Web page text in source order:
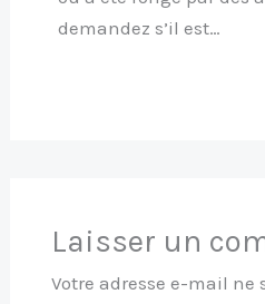
demandez s’il est…
Laisser un
Votre adresse e-mail ne